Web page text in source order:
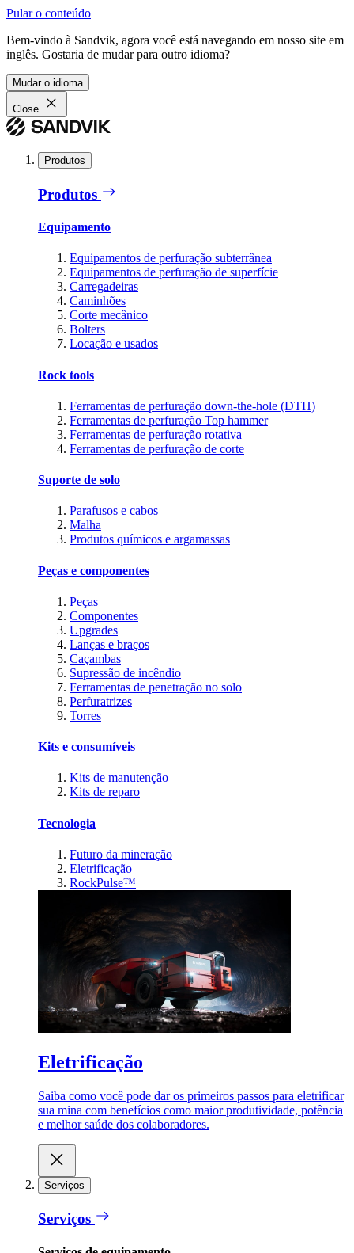
Pular o conteúdo
Bem-vindo à Sandvik, agora você está navegando em nosso site em
inglês. Gostaria de mudar para outro idioma?
Mudar o idioma
Close
Produtos
Produtos
Equipamento
Equipamentos de perfuração subterrânea
Equipamentos de perfuração de superfície
Carregadeiras
Caminhões
Corte mecânico
Bolters
Locação e usados
Rock tools
Ferramentas de perfuração down-the-hole (DTH)
Ferramentas de perfuração Top hammer
Ferramentas de perfuração rotativa
Ferramentas de perfuração de corte
Suporte de solo
Parafusos e cabos
Malha
Produtos químicos e argamassas
Peças e componentes
Peças
Componentes
Upgrades
Lanças e braços
Caçambas
Supressão de incêndio
Ferramentas de penetração no solo
Perfuratrizes
Torres
Kits e consumíveis
Kits de manutenção
Kits de reparo
Tecnologia
Futuro da mineração
Eletrificação
RockPulse™
Eletrificação
Saiba como você pode dar os primeiros passos para eletrificar
sua mina com benefícios como maior produtividade, potência
e melhor saúde dos colaboradores.
Serviços
Serviços